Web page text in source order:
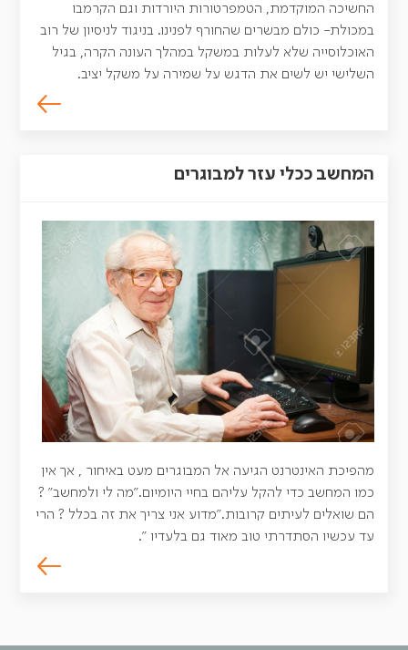
החשיכה המוקדמת, הטמפרטורות היורדות וגם הקרמבו
במכולת- כולם מבשרים שהחורף לפנינו. בניגוד לניסיון של רוב
האוכלוסייה שלא לעלות במשקל במהלך העונה הקרה, בגיל
השלישי יש לשים את הדגש על שמירה על משקל יציב.
המחשב ככלי עזר למבוגרים
מהפיכת האינטרנט הגיעה אל המבוגרים מעט באיחור , אך אין
כמו המחשב כדי להקל עליהם בחיי היומיום."מה לי ולמחשב" ?
הם שואלים לעיתים קרובות."מדוע אני צריך את זה בכלל ? הרי
עד עכשיו הסתדרתי טוב מאוד גם בלעדיו ".